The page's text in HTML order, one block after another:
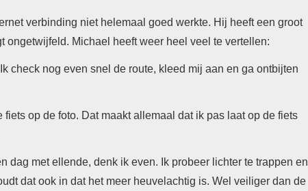
verbinding niet helemaal goed werkte. Hij heeft een groot
ongetwijfeld. Michael heeft weer heel veel te vertellen:
check nog even snel de route, kleed mij aan en ga ontbijten
op de foto. Dat maakt allemaal dat ik pas laat op de fiets
dag met ellende, denk ik even. Ik probeer lichter te trappen en
dat ook in dat het meer heuvelachtig is. Wel veiliger dan de